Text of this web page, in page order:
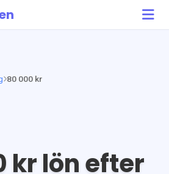
80 000 kr
kr lön efter